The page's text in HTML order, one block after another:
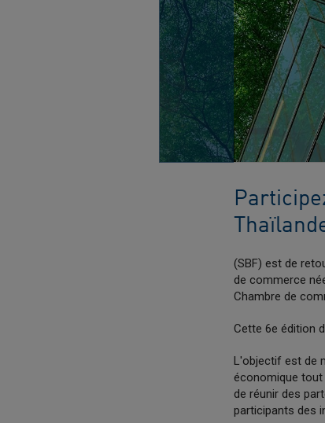
(SBF) est de
de commerce
Chambre de
Cette 6e édition
L'objectif est de
économique
de réunir des
participants des